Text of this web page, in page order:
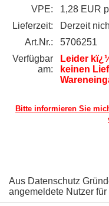
VPE:
1,28 EUR
Lieferzeit:
Derzeit
Art.Nr.:
5706251
Verfügbar
am:
Leider
keinen
Bitte informieren Sie
Aus Datenschutz
angemeldete Nutzer